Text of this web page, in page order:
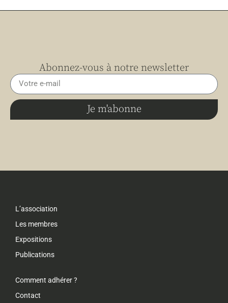
Abonnez-vous à notre newsletter
Je m'abonne
L’association
Les membres
Expositions
Publications
Comment adhérer ?
Contact